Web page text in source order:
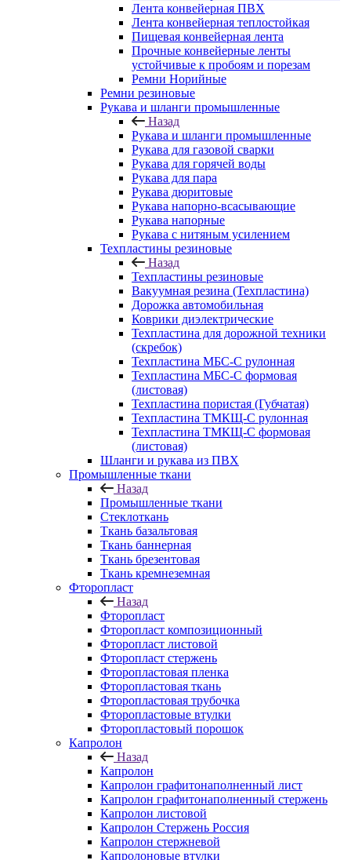
Лента конвейерная ПВХ
Лента конвейерная теплостойкая
Пищевая конвейерная лента
Прочные конвейерные ленты
устойчивые к пробоям и порезам
Ремни Норийные
Ремни резиновые
Рукава и шланги промышленные
Назад
Рукава и шланги промышленные
Рукава для газовой сварки
Рукава для горячей воды
Рукава для пара
Рукава дюритовые
Рукава напорно-всасывающие
Рукава напорные
Рукава с нитяным усилением
Техпластины резиновые
Назад
Техпластины резиновые
Вакуумная резина (Техпластина)
Дорожка автомобильная
Коврики диэлектрические
Техпластина для дорожной техники
(скребок)
Техпластина МБС-С рулонная
Техпластина МБС-С формовая
(листовая)
Техпластина пористая (Губчатая)
Техпластина ТМКЩ-С рулонная
Техпластина ТМКЩ-С формовая
(листовая)
Шланги и рукава из ПВХ
Промышленные ткани
Назад
Промышленные ткани
Стеклоткань
Ткань базальтовая
Ткань баннерная
Ткань брезентовая
Ткань кремнеземная
Фторопласт
Назад
Фторопласт
Фторопласт композиционный
Фторопласт листовой
Фторопласт стержень
Фторопластовая пленка
Фторопластовая ткань
Фторопластовая трубочка
Фторопластовые втулки
Фторопластовый порошок
Капролон
Назад
Капролон
Капролон графитонаполненный лист
Капролон графитонаполненный стержень
Капролон листовой
Капролон Стержень Россия
Капролон стержневой
Капролоновые втулки